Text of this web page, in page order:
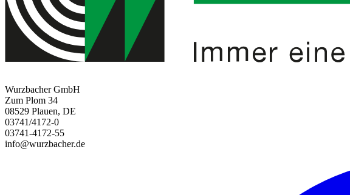
Wurzbacher GmbH
Zum Plom 34
08529 Plauen, DE
03741/4172-0
03741-4172-55
info@wurzbacher.de